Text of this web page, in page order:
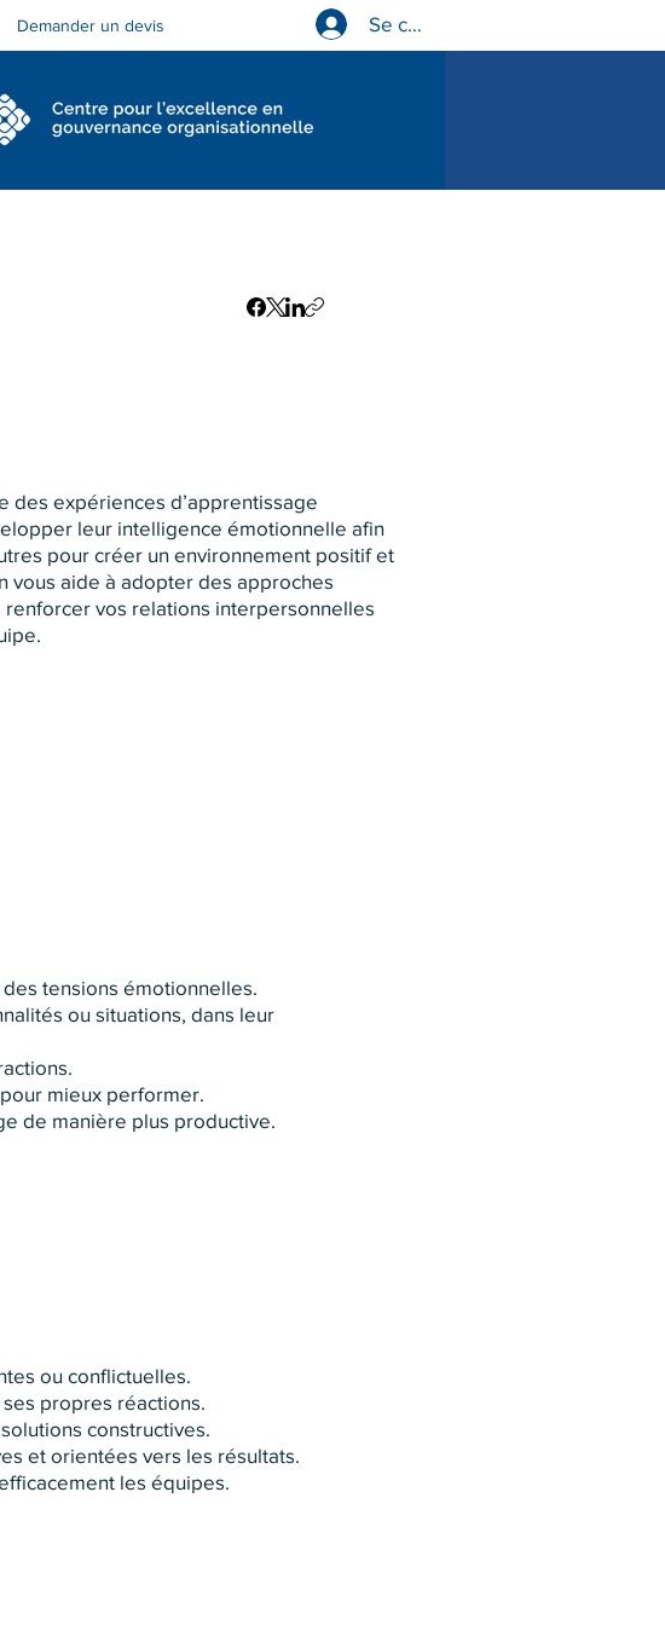
Demander un devis Se connecter
des expériences d’apprentissage
leur intelligence émotionnelle afin
pour créer un environnement positif et
vous aide à adopter des approches
vos relations interpersonnelles
tensions émotionnelles.
ou situations, dans leur
mieux performer.
de manière plus productive.
ou conflictuelles.
propres réactions.
constructives.
et orientées vers les résultats.
les équipes.